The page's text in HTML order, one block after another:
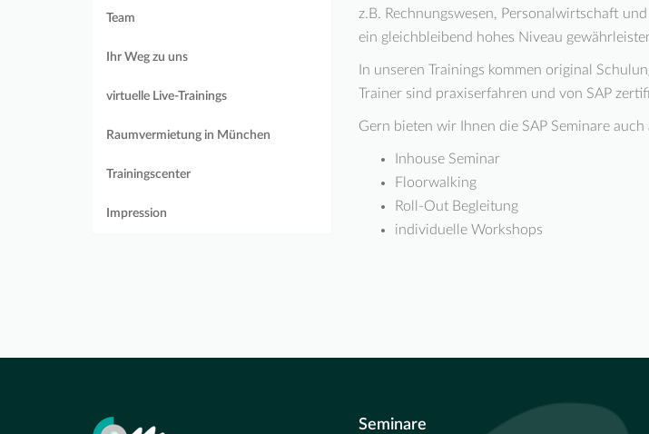
z.B. Rechnungswesen, Personalwirtschaft
ein gleichbleibend hohes Niveau
In unseren Trainings kommen original
Trainer sind praxiserfahren und von SAP
Gern bieten wir Ihnen die SAP Seminare
Inhouse Seminar
Floorwalking
Roll-Out Begleitung
individuelle Workshops
Team
Ihr Weg zu uns
virtuelle Live-Trainings
Raumvermietung in München
Trainingscenter
Impression
Seminare